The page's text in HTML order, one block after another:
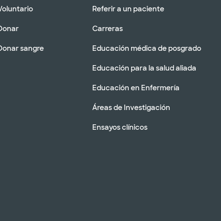
sangre
Referir a un paciente
Carreras
Educación médica de posgrado
Educación para la salud aliada
Educación en Enfermería
Áreas de Investigación
Ensayos clínicos